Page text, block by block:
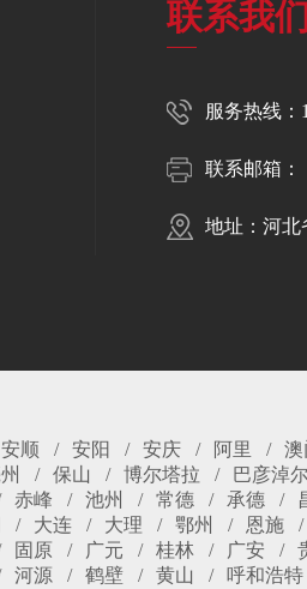
联系我
服务热线：
联系邮箱：
地址：河北
安顺 安阳 安庆 阿里
澳
保山 博尔塔拉
巴彦淖
赤峰 池州 常德 承德
大连 大理 鄂州
恩施
固原 广元 桂林 广安
河源 鹤壁 黄山
呼和浩特